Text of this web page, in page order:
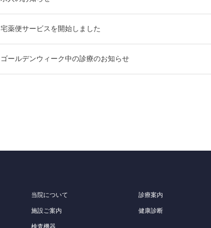
宅薬便サービスを開始しました
ゴールデンウィーク中の診療のお知らせ
当院について
施設ご案内
検査機器
診療案内
健康診断